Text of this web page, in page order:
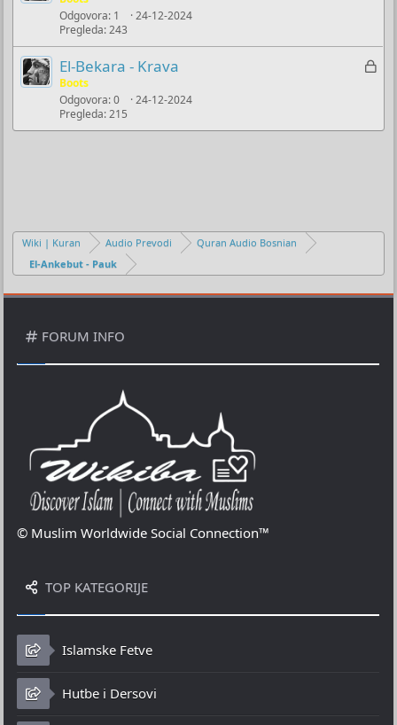
n
ou
n
Odgovora 1
Pregleda 243
24-12-2024
Z
o
El-Bekara - Krava
Boots
Odgovora 0
Pregleda 215
24-12-2024
Wiki | Kuran Audio Prevodi
Quran Audio Bosnian
El-Ankebut - Pauk
FORUM INFO
© Muslim Worldwide Social Connection™
TOP KATEGORIJE
Islamske Fetve
Hutbe i Dersovi